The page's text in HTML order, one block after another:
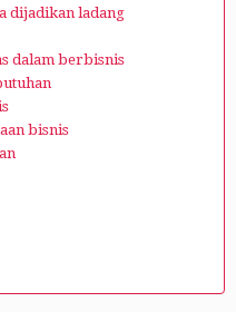
dijadikan ladang
dalam berbisnis
bisnis